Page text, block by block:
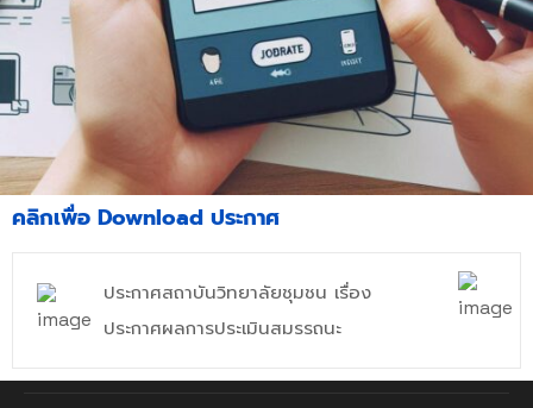
คลิกเพื่อ Download ประกาศ
ประกาศสถาบันวิทยาลัยชุมชน เรื่อง
ประกาศผลการประเมินสมรรถนะ